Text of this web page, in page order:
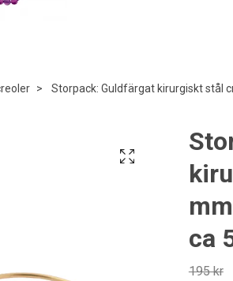
Storpack: Guldfärgat kirurgiskt stål
ca
195 kr